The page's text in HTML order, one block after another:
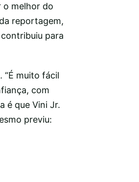
o melhor do
reportagem,
para
“É muito fácil
com
é que Vini Jr.
previu: